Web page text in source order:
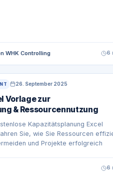
WHK Controlling 6
26. September 2025
Vorlage zur
& Ressourcennutzung
Kapazitätsplanung Excel
Sie, wie Sie Ressourcen
und Projekte erfolgreich
6